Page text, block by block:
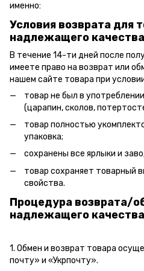
именно:
Условия возврата для
надлежащего качества
В течение 14-ти дней после
имеете право на возврат или
нашем сайте товара при
товар не был в
(царапин, сколов,
товар полностью
упаковка;
сохранены все ярлыки и
товар сохраняет товарный
свойства.
Процедура возврата/
надлежащего
1. Обмен и возврат товара
почту» и «Укрпочту».